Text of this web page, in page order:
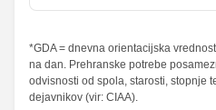
od teh
nasičene
maščobne
12.88 g
4.23 g
24 g
*GDA = dnevna orientacijska
na dan. Prehranske potrebe
odvisnosti od spola, starosti, stopnje
dejavnikov (vir: CIAA).